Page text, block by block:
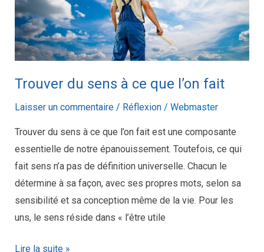
Trouver du sens à ce que l’on fait
Laisser un commentaire / Réflexion/ Webmaster
Trouver du sens à ce que l’on fait est une composante
essentielle de notre épanouissement. Toutefois, ce qui
fait sens n’a pas de définition universelle. Chacun le
détermine à sa façon, avec ses propres mots, selon sa
sensibilité et sa conception même de la vie. Pour les
uns, le sens réside dans « l’être utile
l’on
fait
Lire la suite »